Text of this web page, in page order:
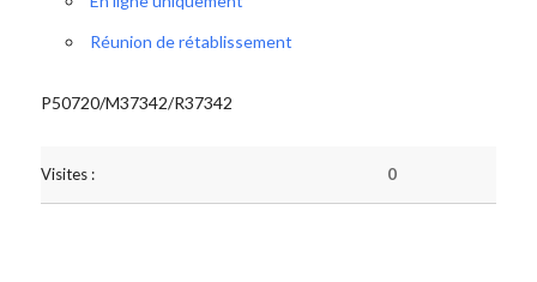
Réunion de rétablissement
P50720/M37342/R37342
Visites : 0